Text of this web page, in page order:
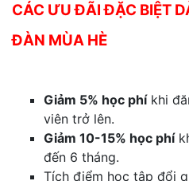
CÁC ƯU ĐÃI ĐẶC BIỆT
ĐÀN MÙA HÈ
Giảm 5% học phíkhi
viên trở lên.
Giảm 10-15% học phí
đến 6 tháng.
Tích điểm học tập đổi